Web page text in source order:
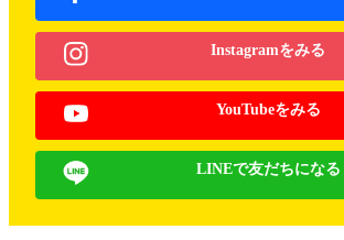
Instagramをみる
YouTubeをみる
LINEで友だちになる